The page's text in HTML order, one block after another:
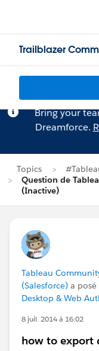
Trailblazer
Bring your
Dreamforce.
Topics
Question de
(Inactive)
Tableau
(Salesforce) a
Desktop & Web
8 juil. 2014 à 16:02
how to export